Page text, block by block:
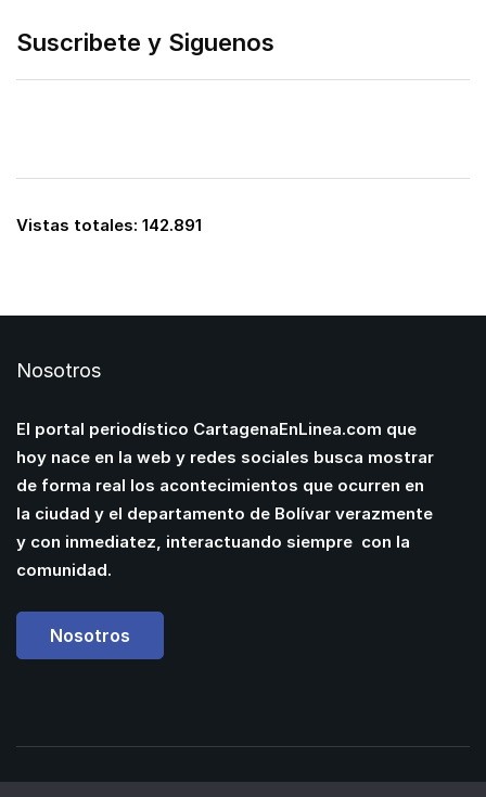
Suscribete y Siguenos
Vistas totales: 142.891
Nosotros
El portal periodístico CartagenaEnLinea.com que
hoy nace en la web y redes sociales busca mostrar
de forma real los acontecimientos que ocurren en
la ciudad y el departamento de Bolívar verazmente
y con inmediatez, interactuando siempre con la
comunidad.
Nosotros